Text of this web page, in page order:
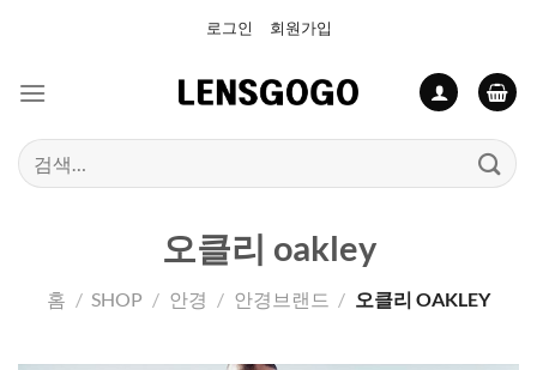
로그인 회원가입
검
색:
오클리 oakley
홈 / SHOP / 안경 / 안경브랜드 / 오클리 OAKLEY